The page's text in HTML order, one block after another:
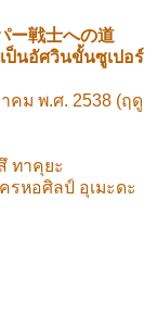
ー戦士への道
ป็นอัศวินขั้นซูเปอร์
คม พ.ศ. 2538 (ฤดู
ทาคุยะ
รหอศิลป์ อุเมะดะ